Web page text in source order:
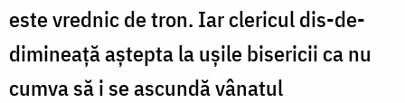
este vrednic de tron. Iar clericul dis-de-
dimineață aștepta la ușile bisericii ca nu
cumva să i se ascundă vânatul